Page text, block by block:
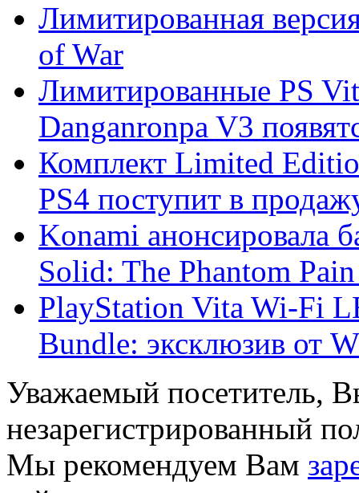
Лимитированная
of War
Лимитированные PS
Danganronpa V3
Комплект Limited
PS4 поступит в
Konami анонсировала
Solid: The Phantom
PlayStation Vita Wi-Fi
Bundle: эксклюзив от
Уважаемый посетитель,
незарегистрированный
Мы рекомендуем Вам